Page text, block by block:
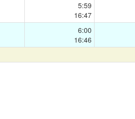
5:59
16:47
6:00
16:46